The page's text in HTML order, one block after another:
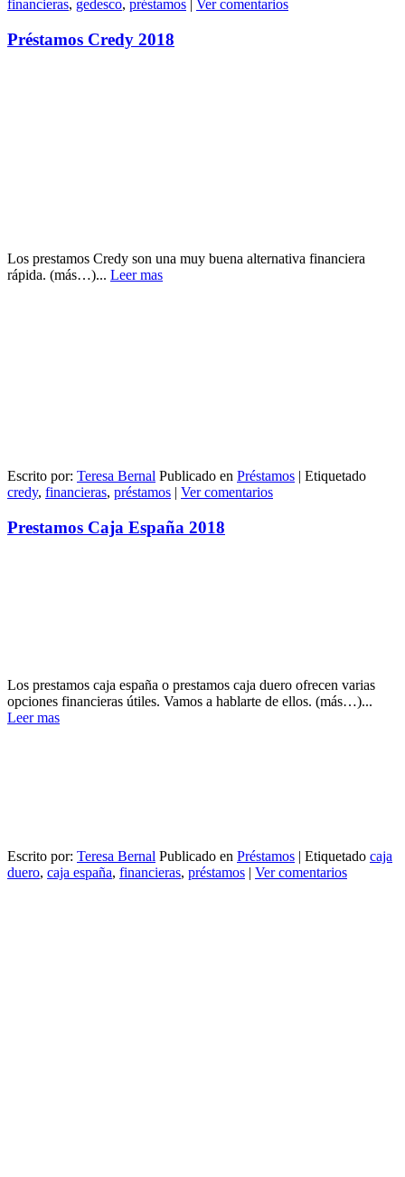
financieras, gedesco, préstamos | Ver comentarios
Préstamos Credy 2018
Los prestamos Credy son una muy buena alternativa financiera
rápida. (más…)... Leer mas
Escrito por: Teresa Bernal Publicado en Préstamos | Etiquetado
credy, financieras, préstamos | Ver comentarios
Prestamos Caja España 2018
Los prestamos caja españa o prestamos caja duero ofrecen varias
opciones financieras útiles. Vamos a hablarte de ellos. (más…)...
Leer mas
Escrito por: Teresa Bernal Publicado en Préstamos | Etiquetado caja
duero, caja españa, financieras, préstamos | Ver comentarios